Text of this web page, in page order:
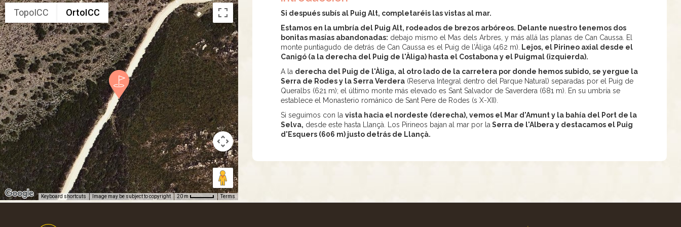
TopoICC OrtoICC
Keyboard shortcuts Image may be subject to copyright 20 m Terms
Si después subís al Puig Alt, completaréis las vistas al mar.
Estamos en la umbría del Puig Alt, rodeados de brezos arbóreos. Delante nuestro tenemos dos
bonitas masías abandonadas: debajo mismo el Mas dels Arbres, y más allá las planas de Can Caussa. El
monte puntiagudo de detrás de Can Caussa es el Puig de l'Àliga (462 m).
Lejos, el Pirineo axial desde el
Canigó (a la derecha del Puig de l'Àliga) hasta el Costabona y el Puigmal (izquierda).
A la derecha del Puig de l'Àliga, al otro lado de la carretera por donde hemos subido, se yergue la
Serra de Rodes y la Serra Verdera (Reserva Integral dentro del Parque Natural) separadas por el Puig de
Queralbs (621 m); el último monte más elevado es Sant Salvador de Saverdera (681 m). En su umbría se
establece el Monasterio románico de Sant Pere de Rodes (s X-XII).
Si seguimos con lavista hacia el nordeste (derecha), vemos el Mar d'Amunt y la bahía del Port de la
Selva, desde este hasta Llançà. Los Pirineos bajan al mar por la Serra de l'Albera y destacamos el Puig
d'Esquers (606 m) justo detrás de Llançà.